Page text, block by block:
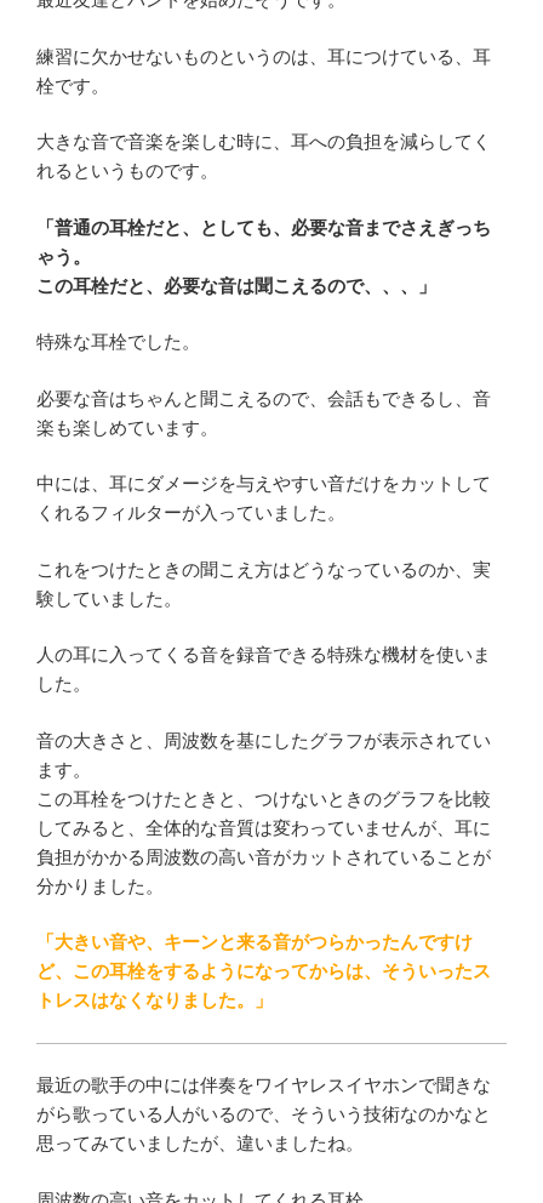
練習に欠かせないものというのは、耳につけている、耳
栓です。
大きな音で音楽を楽しむ時に、耳への負担を減らしてく
れるというものです。
「普通の耳栓だと、としても、必要な音までさえぎっち
ゃう。
この耳栓だと、必要な音は聞こえるので、、、」
特殊な耳栓でした。
必要な音はちゃんと聞こえるので、会話もできるし、音
楽も楽しめています。
中には、耳にダメージを与えやすい音だけをカットして
くれるフィルターが入っていました。
これをつけたときの聞こえ方はどうなっているのか、実
験していました。
人の耳に入ってくる音を録音できる特殊な機材を使いま
した。
音の大きさと、周波数を基にしたグラフが表示されてい
ます。
この耳栓をつけたときと、つけないときのグラフを比較
してみると、全体的な音質は変わっていませんが、耳に
負担がかかる周波数の高い音がカットされていることが
分かりました。
「大きい音や、キーンと来る音がつらかったんですけ
ど、この耳栓をするようになってからは、そういったス
トレスはなくなりました。」
最近の歌手の中には伴奏をワイヤレスイヤホンで聞きな
がら歌っている人がいるので、そういう技術なのかなと
思ってみていましたが、違いましたね。